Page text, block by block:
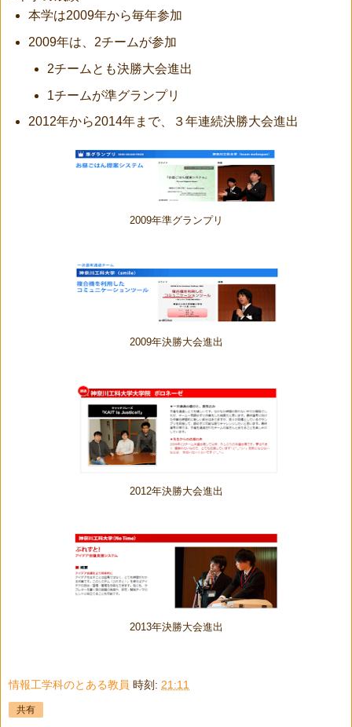
本学は2009年から毎年参加
2009年は、2チームが参加
2チームとも決勝大会進出
1チームが準グランプリ
2012年から2014年まで、３年連続決勝大会進出
2009年準グランプリ
2009年決勝大会進出
2012年決勝大会進出
2013年決勝大会進出
情報工学科のとある教員 時刻: 21:11
共有